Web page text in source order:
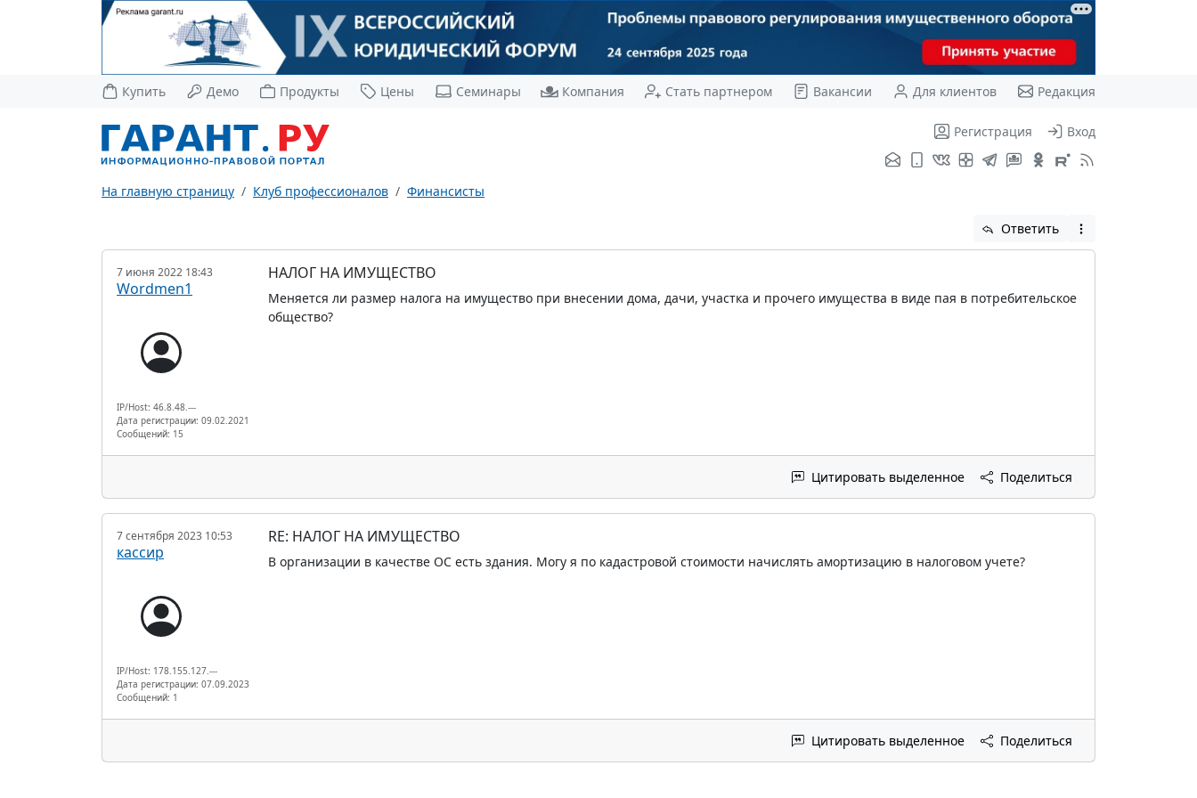
Купить Демо Продукты Цены Семинары Компания Стать партнером Вакансии Для клиентов Редакция
Регистрация Вход
На главную страницу Клуб профессионалов Финансисты
Ответить
7 июня 2022 18:43
Wordmen1
IP/Host: 46.8.48.---
Дата регистрации: 09.02.2021
Сообщений: 15
НАЛОГ НА ИМУЩЕСТВО
Меняется ли размер налога на имущество при внесении дома, дачи, участка и прочего имущества в виде пая в потребительское
общество?
Цитировать выделенное Поделиться
7 сентября 2023 10:53
кассир
IP/Host: 178.155.127.---
Дата регистрации: 07.09.2023
Сообщений: 1
RE: НАЛОГ НА ИМУЩЕСТВО
В организации в качестве ОС есть здания. Могу я по кадастровой стоимости начислять амортизацию в налоговом учете?
Цитировать выделенное Поделиться